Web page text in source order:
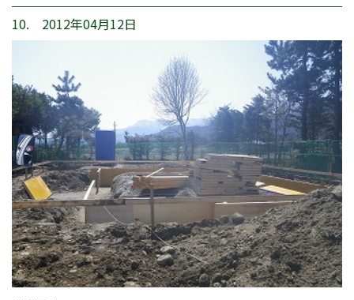
10. 2012年04月12日